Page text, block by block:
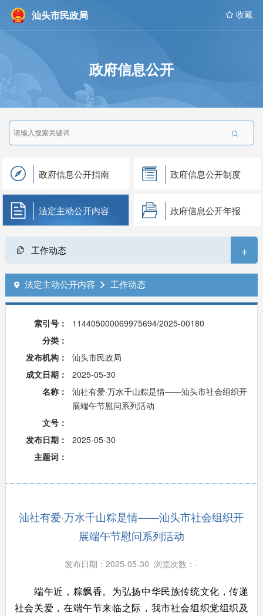
汕头市民政局  收藏
政府信息公开

政府信息公开指南 政府信息公开制度
法定主动公开内容 政府信息公开年报
工作动态 +
 法定主动公开内容  工作动态
索引号：
114405000069975694/2025-00180
分类：
发布机构：
汕头市民政局
成文日期：
2025-05-30
名称：
汕社有爱·万水千山粽是情——汕头市社会组织开
展端午节慰问系列活动
文号：
发布日期：
2025-05-30
主题词：
汕社有爱·万水千山粽是情——汕头市社会组织开
展端午节慰问系列活动
发布日期：2025-05-30 浏览次数：-
端午近，粽飘香。为弘扬中华民族传统文化，传递
社会关爱，在端午节来临之际，我市社会组织党组织及